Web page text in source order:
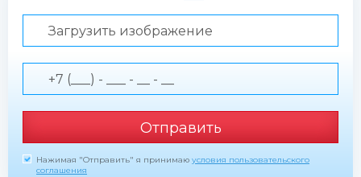
Загрузить изображение
Отправить
Нажимая "Отправить" я принимаю условия пользовательского
соглашения